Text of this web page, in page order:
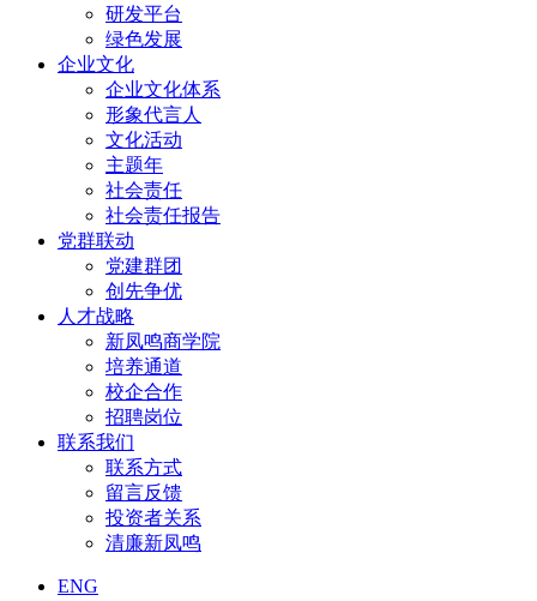
研发平台
绿色发展
企业文化
企业文化体系
形象代言人
文化活动
主题年
社会责任
社会责任报告
党群联动
党建群团
创先争优
人才战略
新凤鸣商学院
培养通道
校企合作
招聘岗位
联系我们
联系方式
留言反馈
投资者关系
清廉新凤鸣
ENG